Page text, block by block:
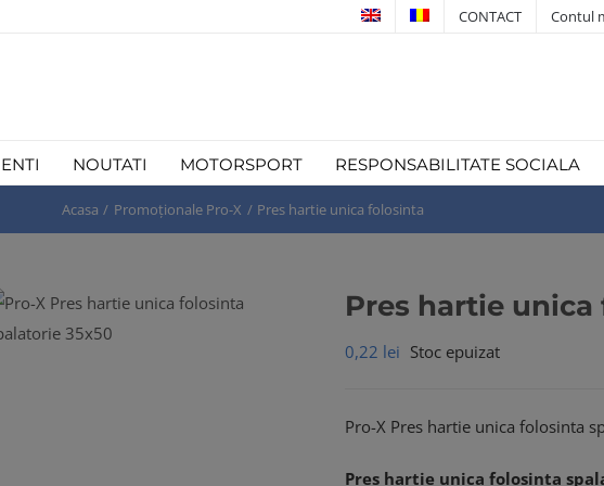
CONTACT Contul
NOUTATI MOTORSPORT RESPONSABILITATE SOCIALA
Acasa Promoționale Pro-X Pres hartie unica folosinta
Pres hartie
0,22 lei Stoc epuizat
Pro-X Pres hartie unica folosinta
Pres hartie unica folosinta